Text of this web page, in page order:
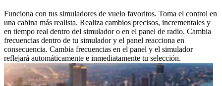
Funciona con tus simuladores de vuelo favoritos. Toma el control en
una cabina más realista. Realiza cambios precisos, incrementales y
en tiempo real dentro del simulador o en el panel de radio. Cambia
frecuencias dentro de tu simulador y el panel reacciona en
consecuencia. Cambia frecuencias en el panel y el simulador
reflejará automáticamente e inmediatamente tu selección.